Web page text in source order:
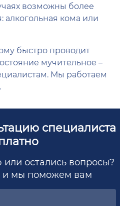
возможны более
алкогольная кома или
быстро проводит
мучительное –
Мы работаем
специалиста
остались вопросы?
и мы поможем вам